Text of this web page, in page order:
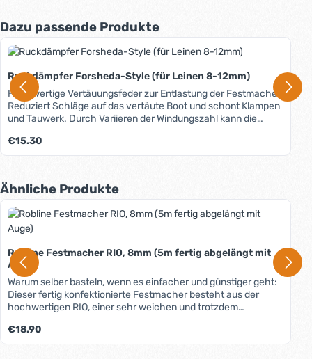
Produktgalerie überspringen
Dazu passende Produkte
Ruckdämpfer Forsheda-Style (für Leinen 8-12mm)
Hochwertige Vertäuungsfeder zur Entlastung der Festmacher.
Reduziert Schläge auf das vertäute Boot und schont Klampen
und Tauwerk. Durch Variieren der Windungszahl kann die
Bei 1 Windung 50mm, bei 2 Windungen 150mm, bei 3
Windungen 250mm.
Regulärer Preis:
€15.30
Produktgalerie überspringen
Ähnliche Produkte
Robline Festmacher RIO, 8mm (5m fertig abgelängt mit
Auge)
Warum selber basteln, wenn es einfacher und günstiger geht:
Dieser fertig konfektionierte Festmacher besteht aus der
hochwertigen RIO, einer sehr weichen und trotzdem
das auch nach längerem Einsatz im Wasser weich und
formstabil bleibt. Ein Ende mit eingespleißtem Auge, das
Regulärer Preis:
€18.90